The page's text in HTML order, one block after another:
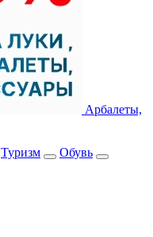
Арбалеты,
Туризм
Обувь